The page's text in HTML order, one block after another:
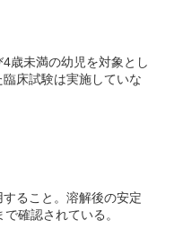
歳未満の幼児を対象とし
床試験は実施していな
ること。溶解後の安定
確認されている。